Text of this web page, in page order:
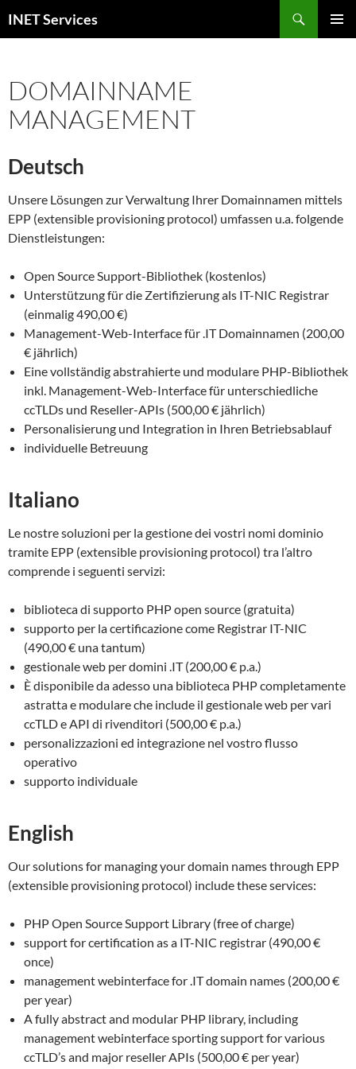
toINET Services
DOMAINNAME
MANAGEMENT
Deutsch
Unsere Lösungen zur Verwaltung Ihrer Domainnamen mittels
EPP (extensible provisioning protocol) umfassen u.a. folgende
Dienstleistungen:
Open Source Support-Bibliothek (kostenlos)
Unterstützung für die Zertifizierung als IT-NIC Registrar
(einmalig 490,00 €)
Management-Web-Interface für .IT Domainnamen (200,00
€ jährlich)
Eine vollständig abstrahierte und modulare PHP-Bibliothek
inkl. Management-Web-Interface für unterschiedliche
ccTLDs und Reseller-APIs (500,00 € jährlich)
Personalisierung und Integration in Ihren Betriebsablauf
individuelle Betreuung
Italiano
Le nostre soluzioni per la gestione dei vostri nomi dominio
tramite EPP (extensible provisioning protocol) tra l’altro
comprende i seguenti servizi:
biblioteca di supporto PHP open source (gratuita)
supporto per la certificazione come Registrar IT-NIC
(490,00 € una tantum)
gestionale web per domini .IT (200,00 € p.a.)
È disponibile da adesso una biblioteca PHP completamente
astratta e modulare che include il gestionale web per vari
ccTLD e API di rivenditori (500,00 € p.a.)
personalizzazioni ed integrazione nel vostro flusso
operativo
supporto individuale
English
Our solutions for managing your domain names through EPP
(extensible provisioning protocol) include these services:
PHP Open Source Support Library (free of charge)
support for certification as a IT-NIC registrar (490,00 €
once)
management webinterface for .IT domain names (200,00 €
per year)
A fully abstract and modular PHP library, including
management webinterface sporting support for various
ccTLD’s and major reseller APIs (500,00 € per year)